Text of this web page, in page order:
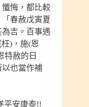
悔，都比較
春赦戊寅夏
吉。百事遇
)，施(恩
特赦的日
也當作補
平安康泰!!